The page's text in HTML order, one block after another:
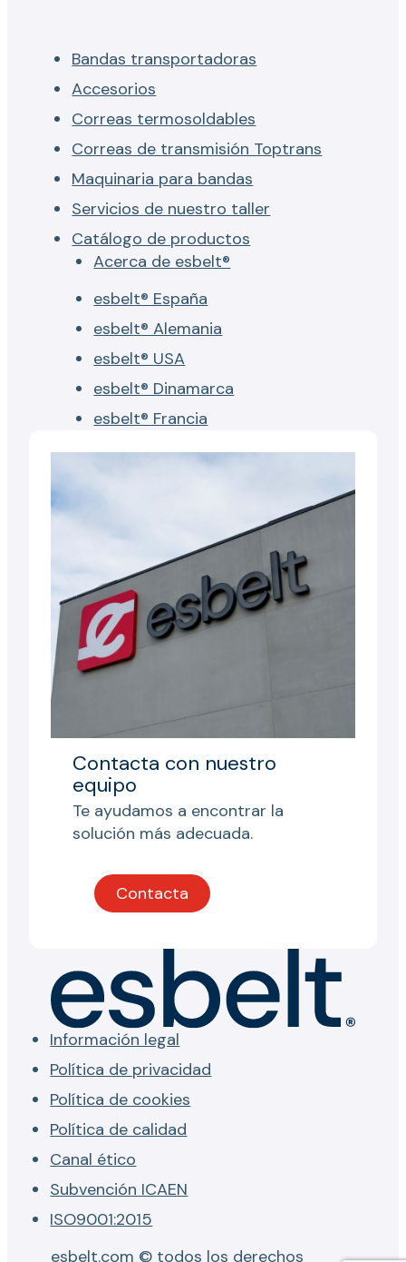
Bandas transportadoras
Accesorios
Correas termosoldables
Correas de transmisión Toptrans
Maquinaria para bandas
Servicios de nuestro taller
Catálogo de productos
Acerca de esbelt®
esbelt® España
esbelt® Alemania
esbelt® USA
esbelt® Dinamarca
esbelt® Francia
Contacta con nuestro
equipo
Te ayudamos a encontrar la
solución más adecuada.
Contacta
Información legal
Política de privacidad
Política de cookies
Política de calidad
Canal ético
Subvención ICAEN
ISO9001:2015
esbelt.com © todos los derechos